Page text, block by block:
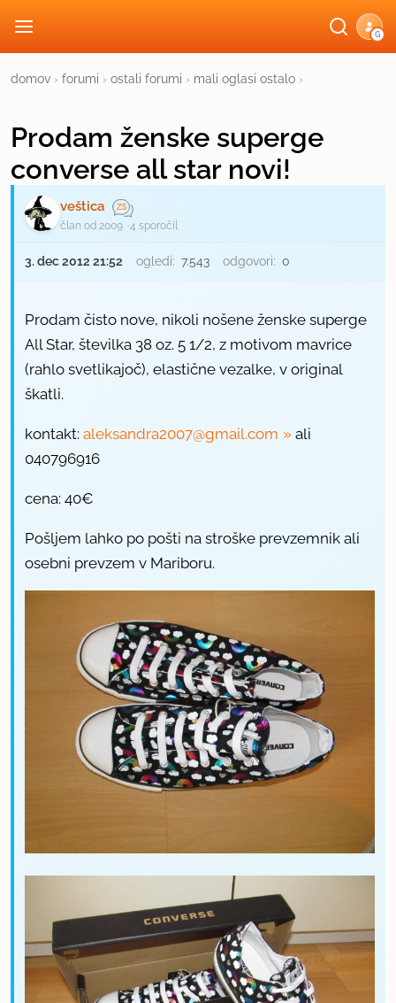
G
domov › forumi › ostali forumi › mali oglasi ostalo ›
Prodam ženske superge
converse all star novi!
veštica
član od 2009 4 sporočil
3. dec 2012 21:52 ogledi: 7.543 odgovori: 0
Prodam čisto nove, nikoli nošene ženske superge
All Star, številka 38 oz. 5 1/2, z motivom mavrice
(rahlo svetlikajoč), elastične vezalke, v original
škatli.
kontakt: aleksandra2007@gmail.com
ali
040796916
cena: 40€
Pošljem lahko po pošti na stroške prevzemnik ali
osebni prevzem v Mariboru.